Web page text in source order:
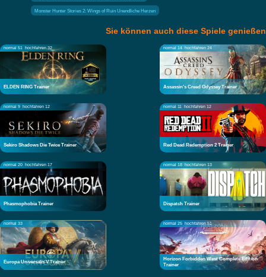
Monster Hunter Stories 2: Wings of Ruin Unendliche Herzen
Sie können auch diese Spiele genießen
normal 51 hochfahren 32
ELDEN RING Trainer
normal 14 hochfahren 24
Assassin's Creed Odyssey Trainer
normal 9 hochfahren 12
Sekiro Shadows Die Twice Trainer
normal 11 hochfahren 12
Red Dead Redemption 2 Trainer
normal 20 hochfahren 17
Phasmophobia Trainer
normal 18 hochfahren 13
Dispatch Trainer
normal 33
Europa Universalis V Trainer
normal 25 hochfahren 51
Horizon Forbidden West Complete Edition
Trainer